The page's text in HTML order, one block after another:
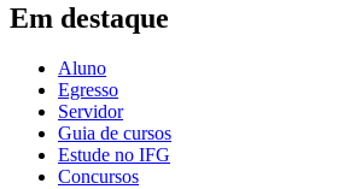
Em destaque
Aluno
Egresso
Servidor
Guia de cursos
Estude no IFG
Concursos